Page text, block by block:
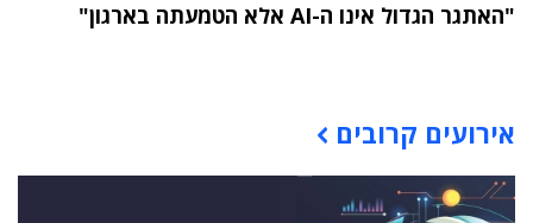
"האתגר הגדול אינו ה-AI אלא הטמעתה בארגון"
אירועים קרובים